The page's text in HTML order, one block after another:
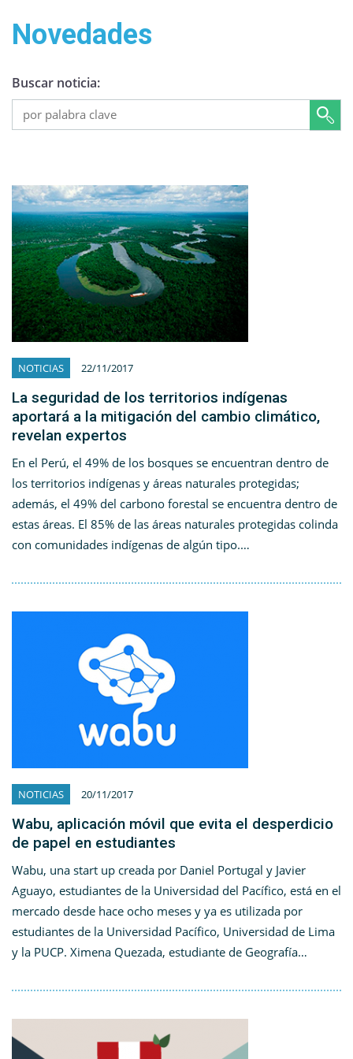
Novedades
Buscar noticia:
NOTICIAS 22/11/2017
La seguridad de los territorios indígenas
aportará a la mitigación del cambio climático,
revelan expertos
En el Perú, el 49% de los bosques se encuentran dentro de
los territorios indígenas y áreas naturales protegidas;
además, el 49% del carbono forestal se encuentra dentro de
estas áreas. El 85% de las áreas naturales protegidas colinda
con comunidades indígenas de algún tipo.…
NOTICIAS 20/11/2017
Wabu, aplicación móvil que evita el desperdicio
de papel en estudiantes
Wabu, una start up creada por Daniel Portugal y Javier
Aguayo, estudiantes de la Universidad del Pacífico, está en el
mercado desde hace ocho meses y ya es utilizada por
estudiantes de la Universidad Pacífico, Universidad de Lima
y la PUCP. Ximena Quezada, estudiante de Geografía…